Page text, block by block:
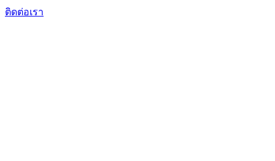
ติดต่อเรา